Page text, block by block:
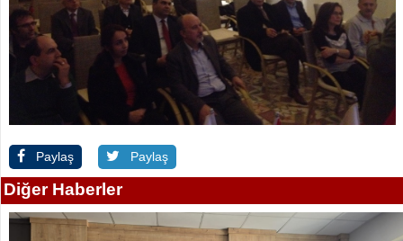
Paylaş Paylaş
Diğer Haberler